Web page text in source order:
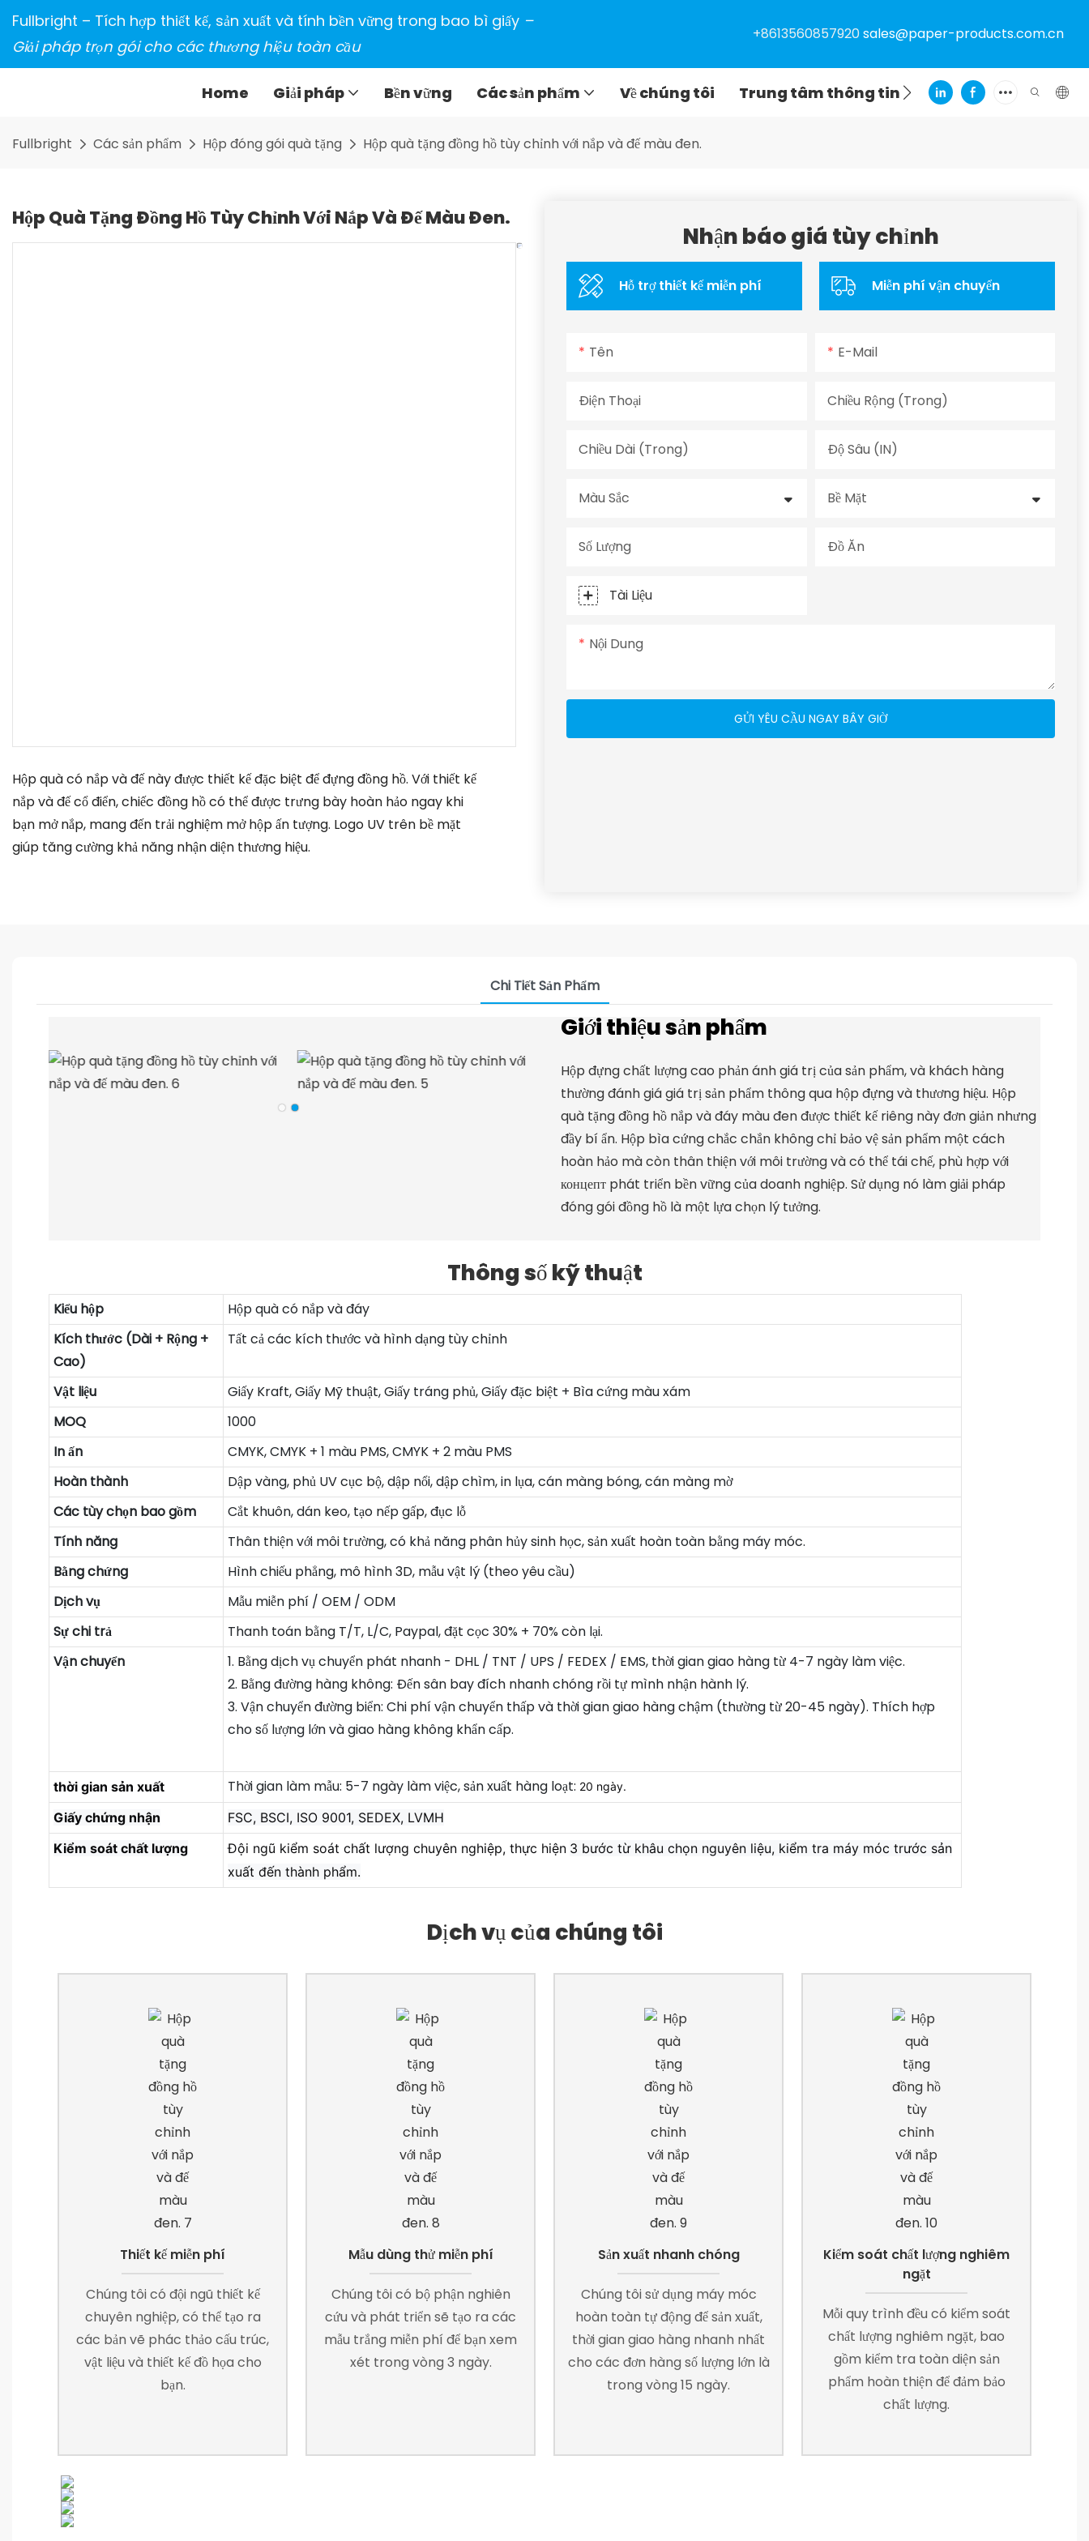
Fullbright – Tích hợp thiết kế, sản xuất và tính bền vững trong bao bì giấy –
Giải pháp trọn gói cho các thương hiệu toàn cầu
+8613560857920sales@paper-products.com.cn
Home Giải pháp Bền vững Các sản phẩm Về chúng tôi Trung tâm thông tin Liên hệ
Fullbright Các sản phẩm Hộp đóng gói quà tặng Hộp quà tặng đồng hồ tùy chỉnh với nắp và đế màu đen.
Hộp Quà Tặng Đồng Hồ Tùy Chỉnh Với Nắp Và Đế Màu Đen.
Hộp quà có nắp và đế này được thiết kế đặc biệt để đựng đồng hồ. Với thiết kế
nắp và đế cổ điển, chiếc đồng hồ có thể được trưng bày hoàn hảo ngay khi
bạn mở nắp, mang đến trải nghiệm mở hộp ấn tượng. Logo UV trên bề mặt
giúp tăng cường khả năng nhận diện thương hiệu.
Nhận báo giá tùy chỉnh
Hỗ trợ thiết kế miễn phí Miễn phí vận chuyển
Tên E-Mail
Điện Thoại Chiều Rộng (trong)
Chiều Dài (trong) Độ Sâu (IN)
Màu Sắc Bề Mặt
Số Lượng Đồ Ăn
Tài Liệu
Nội Dung
GỬI YÊU CẦU NGAY BÂY GIỜ
Chi Tiết Sản Phẩm
Giới thiệu sản phẩm
Hộp đựng chất lượng cao phản ánh giá trị của sản phẩm, và khách hàng
thường đánh giá giá trị sản phẩm thông qua hộp đựng và thương hiệu. Hộp
quà tặng đồng hồ nắp và đáy màu đen được thiết kế riêng này đơn giản nhưng
đầy bí ẩn. Hộp bìa cứng chắc chắn không chỉ bảo vệ sản phẩm một cách
hoàn hảo mà còn thân thiện với môi trường và có thể tái chế, phù hợp với
концепт phát triển bền vững của doanh nghiệp. Sử dụng nó làm giải pháp
đóng gói đồng hồ là một lựa chọn lý tưởng.
Thông số kỹ thuật
Kiểu hộp
Hộp quà có nắp và đáy
Kích thước (Dài + Rộng +
Cao)
Tất cả các kích thước và hình dạng tùy chỉnh
Vật liệu
Giấy Kraft, Giấy Mỹ thuật, Giấy tráng phủ, Giấy đặc biệt + Bìa cứng màu xám
MOQ
1000
In ấn
CMYK, CMYK + 1 màu PMS, CMYK + 2 màu PMS
Hoàn thành
Dập vàng, phủ UV cục bộ, dập nổi, dập chìm, in lụa, cán màng bóng, cán màng mờ
Các tùy chọn bao gồm
Cắt khuôn, dán keo, tạo nếp gấp, đục lỗ
Tính năng
Thân thiện với môi trường, có khả năng phân hủy sinh học, sản xuất hoàn toàn bằng máy móc.
Bằng chứng
Hình chiếu phẳng, mô hình 3D, mẫu vật lý (theo yêu cầu)
Dịch vụ
Mẫu miễn phí / OEM / ODM
Sự chi trả
Thanh toán bằng T/T, L/C, Paypal, đặt cọc 30% + 70% còn lại.
Vận chuyển
1. Bằng dịch vụ chuyển phát nhanh - DHL / TNT / UPS / FEDEX / EMS, thời gian giao hàng từ 4-7 ngày làm việc.
2. Bằng đường hàng không: Đến sân bay đích nhanh chóng rồi tự mình nhận hành lý.
3. Vận chuyển đường biển: Chi phí vận chuyển thấp và thời gian giao hàng chậm (thường từ 20-45 ngày). Thích hợp
cho số lượng lớn và giao hàng không khẩn cấp.
thời gian sản xuất Thời gian làm mẫu: 5-7 ngày làm việc, sản xuất hàng loạt: 20 ngày.
Giấy chứng nhận
FSC, BSCI, ISO 9001, SEDEX, LVMH
Kiểm soát chất lượng
Đội ngũ kiểm soát chất lượng chuyên nghiệp, thực hiện 3 bước từ khâu chọn nguyên liệu, kiểm tra máy móc trước sản
xuất đến thành phẩm.
Dịch vụ của chúng tôi
Thiết kế miễn phí
Chúng tôi có đội ngũ thiết kế
chuyên nghiệp, có thể tạo ra
các bản vẽ phác thảo cấu trúc,
vật liệu và thiết kế đồ họa cho
bạn.
Mẫu dùng thử miễn phí
Chúng tôi có bộ phận nghiên
cứu và phát triển sẽ tạo ra các
mẫu trắng miễn phí để bạn xem
xét trong vòng 3 ngày.
Sản xuất nhanh chóng
Chúng tôi sử dụng máy móc
hoàn toàn tự động để sản xuất,
thời gian giao hàng nhanh nhất
cho các đơn hàng số lượng lớn là
trong vòng 15 ngày.
Kiểm soát chất lượng nghiêm
ngặt
Mỗi quy trình đều có kiểm soát
chất lượng nghiêm ngặt, bao
gồm kiểm tra toàn diện sản
phẩm hoàn thiện để đảm bảo
chất lượng.